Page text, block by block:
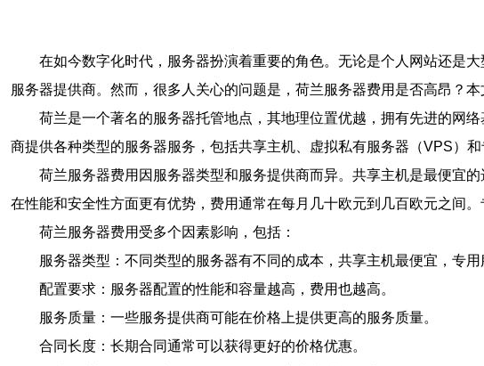
在如今数字化时代，服务器扮演着重要的角色。无论是个人网站还是
服务器提供商。然而，很多人关心的问题是，荷兰服务器费用是否高昂？本
荷兰是一个著名的服务器托管地点，其地理位置优越，拥有先进的网
商提供各种类型的服务器服务，包括共享主机、虚拟私有服务器（VPS）和
荷兰服务器费用因服务器类型和服务提供商而异。共享主机是最便宜
在性能和安全性方面更有优势，费用通常在每月几十欧元到几百欧元之间
荷兰服务器费用受多个因素影响，包括：
服务器类型：不同类型的服务器有不同的成本，共享主机最便宜，专用
配置要求：服务器配置的性能和容量越高，费用也越高。
服务质量：一些服务提供商可能在价格上提供更高的服务质量。
合同长度：长期合同通常可以获得更好的价格优惠。